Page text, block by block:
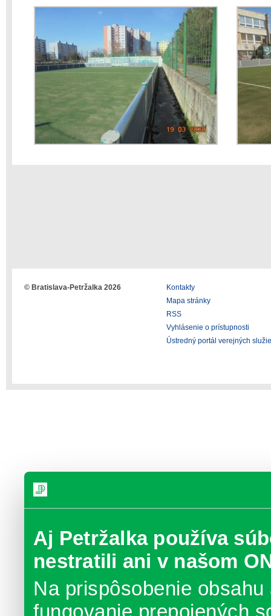
Aj Petržalka používa
nestratili ani v našom
Na prispôsobenie
© Bratislava-Petržalka 2026
Kontakty
Mapa stránky
RSS
Vyhlásenie o prístupnosti
Ústredný portál verejných